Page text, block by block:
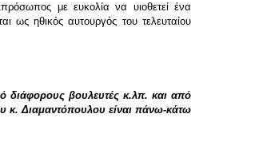
με ευκολία να υιοθετεί ένα
ως ηθικός αυτουργός του τελευταίου
διάφορους βουλευτές κ.λπ. και από
κ. Διαμαντόπουλου είναι πάνω-κάτω